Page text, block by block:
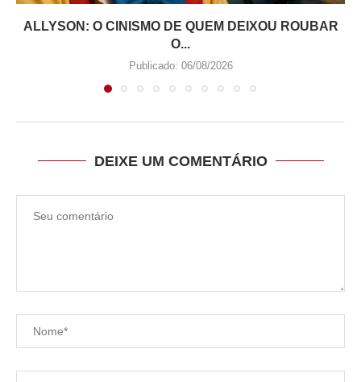
ALLYSON: O CINISMO DE QUEM DEIXOU ROUBAR
O...
Publicado: 06/08/2026
DEIXE UM COMENTÁRIO